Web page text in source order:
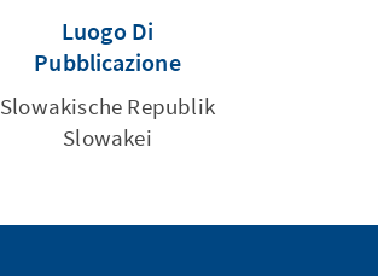
Luogo Di
Pubblicazione
Slowakische Republik
Slowakei